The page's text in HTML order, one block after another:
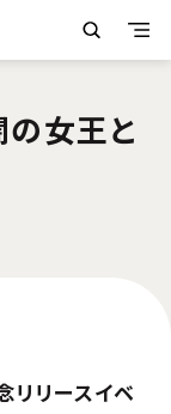
女王と
リリースイベ